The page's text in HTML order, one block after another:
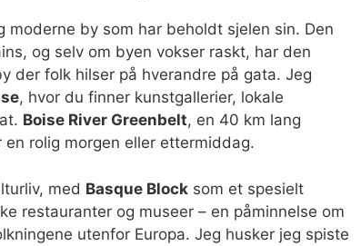
by som har beholdt sjelen sin. Den
og selv om byen vokser raskt, har den
der folk hilser på hverandre på gata. Jeg
, hvor du finner kunstgallerier, lokale
Boise River Greenbelt, en 40 km lang
rolig morgen eller ettermiddag.
med Basque Block som et spesielt
restauranter og museer – en påminnelse om
utenfor Europa. Jeg husker jeg spiste